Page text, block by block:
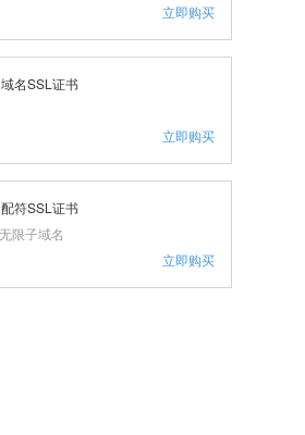
立即购买
名SSL证书
立即购买
符SSL证书
限子域名
立即购买